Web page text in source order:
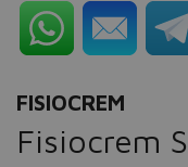
FISIOCREM
Fisiocrem